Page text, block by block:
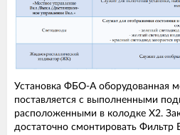
Установка ФБО-А оборудованная
поставляется с выполненными
расположенными в колодке Х2.
достаточно смонтировать Фильтр